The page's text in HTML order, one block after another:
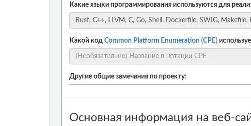
Какие языки программирования используются для
Какой код Common Platform Enumeration (CPE)
Другие общие замечания по проекту:
Основная информация на веб-